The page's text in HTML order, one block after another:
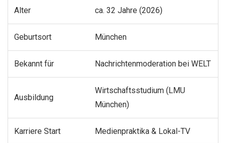
Alter ca. 32 Jahre (2026)
Geburtsort München
Bekannt für Nachrichtenmoderation bei WELT
Ausbildung
Wirtschaftsstudium (LMU
München)
Karriere Start Medienpraktika & Lokal-TV